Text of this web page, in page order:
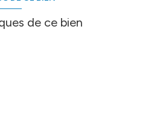
de ce bien